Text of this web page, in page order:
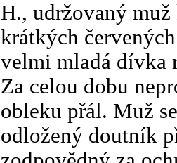
H., udržovaný muž
krátkých
velmi mladá dívka
Za celou dobu
obleku přál. Muž
odložený doutník